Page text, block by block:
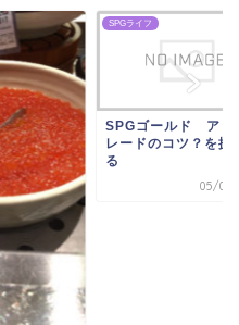
SPGライフ
SPGゴールド アッ
レードのコツ？を振
る
05/08/